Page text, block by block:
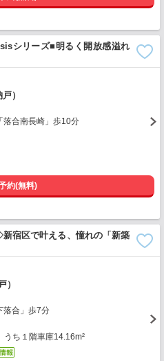
シリーズ■明るく開放感溢れ
）
落合南長崎」歩10分
約(無料)
宿区で叶える、憧れの「新築
）
落合」歩7分
うち１階車庫14.16m²